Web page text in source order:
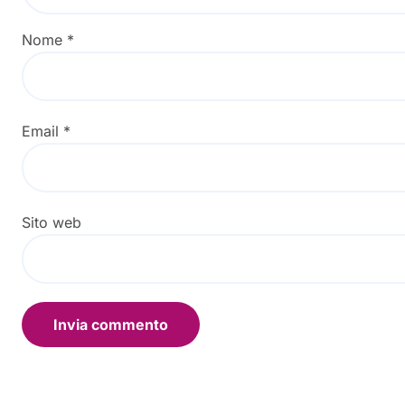
Nome *
Email *
Sito web